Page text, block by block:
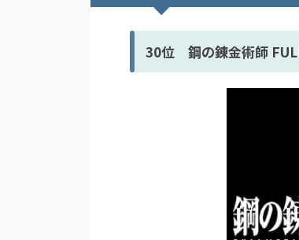
30位 鋼の錬金術師